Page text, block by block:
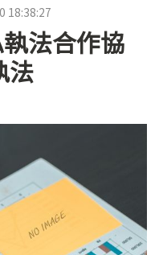
18:38:27
法合作協
法